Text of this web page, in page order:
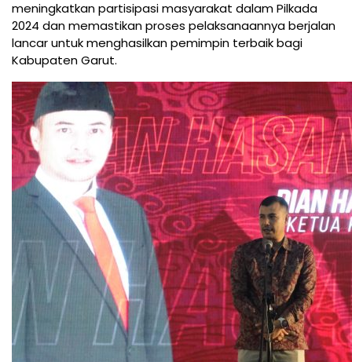
meningkatkan partisipasi masyarakat dalam Pilkada
2024 dan memastikan proses pelaksanaannya berjalan
lancar untuk menghasilkan pemimpin terbaik bagi
Kabupaten Garut.